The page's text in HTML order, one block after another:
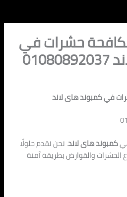
حشرات في
في كمبوند هاى لاند
كمبوند هاى لاند. نحن نقدم حلولًا
الحشرات والقوارض بطريقة آمنة